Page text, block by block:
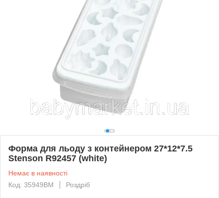
Форма для льоду з контейнером 27*12*7.5
Stenson R92457 (white)
Немає в наявності
Код: 35949BM
Роздріб